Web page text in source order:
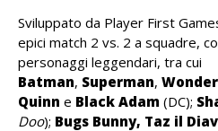
Sviluppato da Player First
epici match 2 vs. 2 a squadre,
personaggi leggendari, tra cui
Batman, Superman,
Quinn e Black Adam (DC);
Doo); Bugs Bunny, Taz il